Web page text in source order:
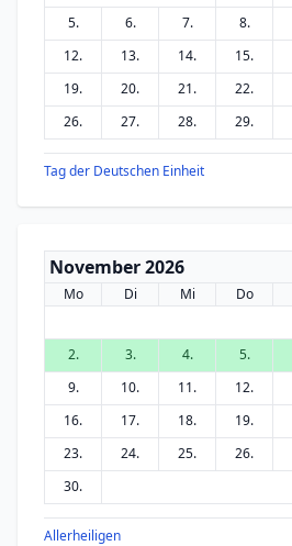
5.
6. 7. 8.
12.
13. 14. 15.
19.
20. 21. 22.
26.
27. 28. 29.
Tag der Deutschen Einheit
November 2026
Mo Di Mi Do
2.
3. 4. 5.
9.
10. 11. 12.
16.
17. 18. 19.
23.
24. 25. 26.
30.
Allerheiligen